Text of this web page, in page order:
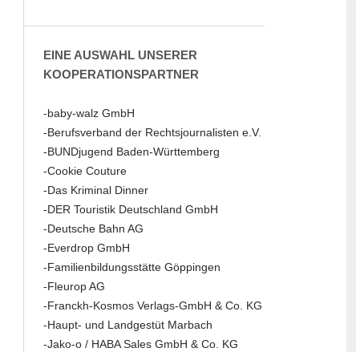
EINE AUSWAHL UNSERER
KOOPERATIONSPARTNER
-baby-walz GmbH
-Berufsverband der Rechtsjournalisten e.V.
-BUNDjugend Baden-Württemberg
-Cookie Couture
-Das Kriminal Dinner
-DER Touristik Deutschland GmbH
-Deutsche Bahn AG
-Everdrop GmbH
-Familienbildungsstätte Göppingen
-Fleurop AG
-Franckh-Kosmos Verlags-GmbH & Co. KG
-Haupt- und Landgestüt Marbach
-Jako-o / HABA Sales GmbH & Co. KG